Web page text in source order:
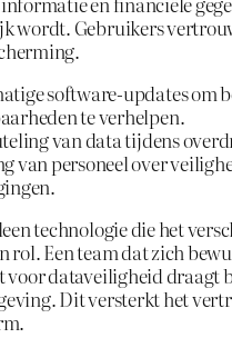
wordt. Gebruikers
software-updates om
te verhelpen.
van data tijdens
van personeel over
technologie die het
rol. Een team dat zich
voor dataveiligheid draagt
Dit versterkt het